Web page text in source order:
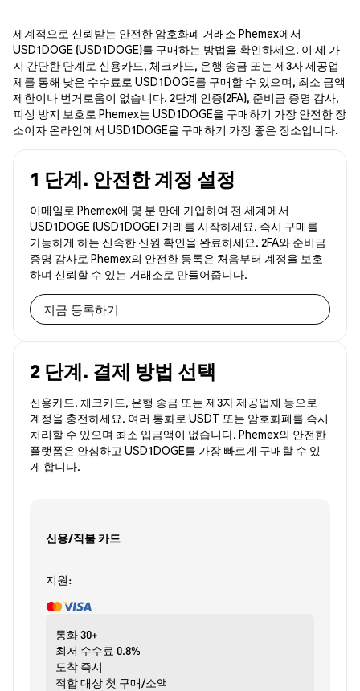
세계적으로 신뢰받는 안전한 암호화폐 거래소 Phemex에서
USD1DOGE (USD1DOGE)를 구매하는 방법을 확인하세요. 이 세 가
지 간단한 단계로 신용카드, 체크카드, 은행 송금 또는 제3자 제공업
체를 통해 낮은 수수료로 USD1DOGE를 구매할 수 있으며, 최소 금액
제한이나 번거로움이 없습니다. 2단계 인증(2FA), 준비금 증명 감사,
피싱 방지 보호로 Phemex는 USD1DOGE을 구매하기 가장 안전한 장
소이자 온라인에서 USD1DOGE을 구매하기 가장 좋은 장소입니다.
1 단계. 안전한 계정 설정
이메일로 Phemex에 몇 분 만에 가입하여 전 세계에서
USD1DOGE (USD1DOGE) 거래를 시작하세요. 즉시 구매를
가능하게 하는 신속한 신원 확인을 완료하세요. 2FA와 준비금
증명 감사로 Phemex의 안전한 등록은 처음부터 계정을 보호
하며 신뢰할 수 있는 거래소로 만들어줍니다.
지금 등록하기
2 단계. 결제 방법 선택
신용카드, 체크카드, 은행 송금 또는 제3자 제공업체 등으로
계정을 충전하세요. 여러 통화로 USDT 또는 암호화폐를 즉시
처리할 수 있으며 최소 입금액이 없습니다. Phemex의 안전한
플랫폼은 안심하고 USD1DOGE를 가장 빠르게 구매할 수 있
게 합니다.
신용/직불 카드
지원:
통화30+
최저 수수료 0.8%
도착 즉시
적합 대상 첫 구매/소액